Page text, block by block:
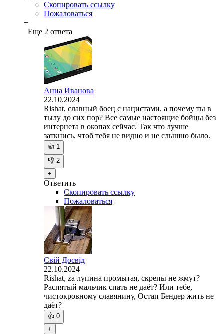
Скопировать ссылку
Пожаловаться
+
Еще 2 ответа
Анна Иванова
22.10.2024
Rishat, славный боец с нацистами, а почему ты в
тылу до сих пор? Все самые настоящие бойцы без
интернета в окопах сейчас. Так что лучше
заткнись, чтоб тебя не видно и не слышно было.
👍 1
👎 2
+
Ответить
Скопировать ссылку
Пожаловаться
Свій Досвід
22.10.2024
Rishat, za лупина промытая, скрепы не жмут?
Распятый мальчик спать не даёт? Или тебе,
чистокровному славянину, Остап Бендер жить не
даёт?
👍 0
+